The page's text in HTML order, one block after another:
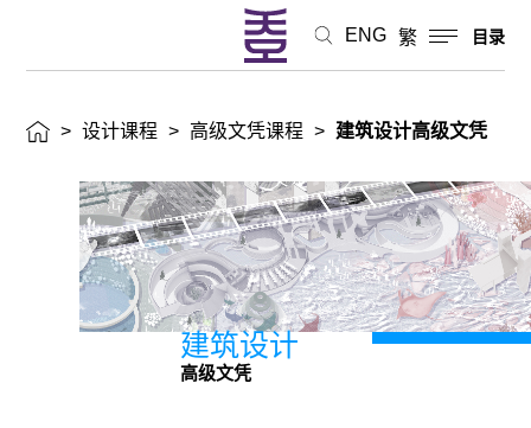
ENG 繁 目录
> 设计课程 > 高级文凭课程 > 建筑设计高级文凭
建筑设计
高级文凭